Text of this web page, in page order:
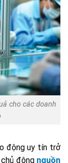
cho các doanh
động uy tín trở
chủ động nguồn